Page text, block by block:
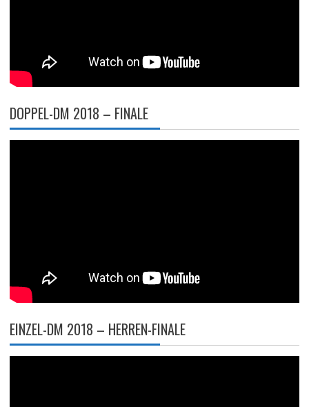
DOPPEL-DM 2018 – FINALE
EINZEL-DM 2018 – HERREN-FINALE